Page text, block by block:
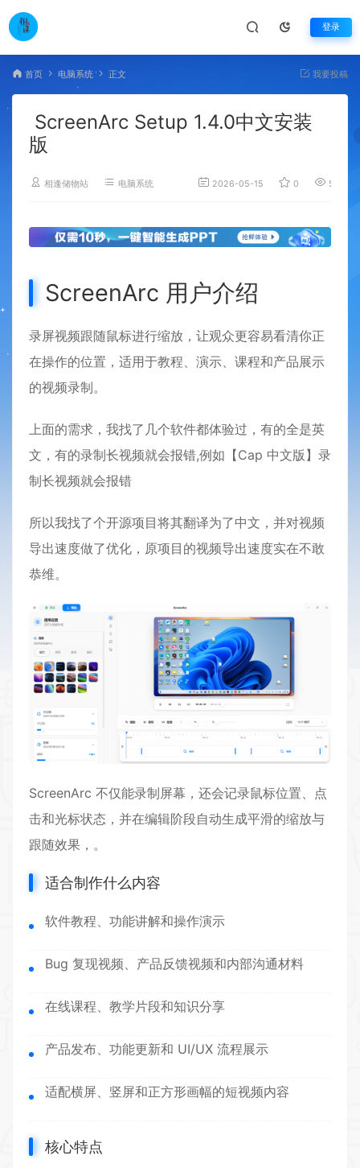
登录
首页 电脑系统 正文 我要投稿
ScreenArc Setup 1.4.0中文安装
版
相逢储物站 电脑系统 2026-05-15 0 514
ScreenArc 用户介绍
录屏视频跟随鼠标进行缩放，让观众更容易看清你正
在操作的位置，适用于教程、演示、课程和产品展示
的视频录制。
上面的需求，我找了几个软件都体验过，有的全是英
文，有的录制长视频就会报错,例如【Cap 中文版】录
制长视频就会报错
所以我找了个开源项目将其翻译为了中文，并对视频
导出速度做了优化，原项目的视频导出速度实在不敢
恭维。
ScreenArc 不仅能录制屏幕，还会记录鼠标位置、点
击和光标状态，并在编辑阶段自动生成平滑的缩放与
跟随效果，。
适合制作什么内容
软件教程、功能讲解和操作演示
Bug 复现视频、产品反馈视频和内部沟通材料
在线课程、教学片段和知识分享
产品发布、功能更新和 UI/UX 流程展示
适配横屏、竖屏和正方形画幅的短视频内容
核心特点